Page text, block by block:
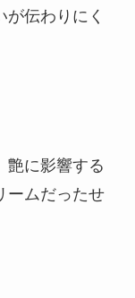
伝わりにく
艶に影響する
ームだったせ